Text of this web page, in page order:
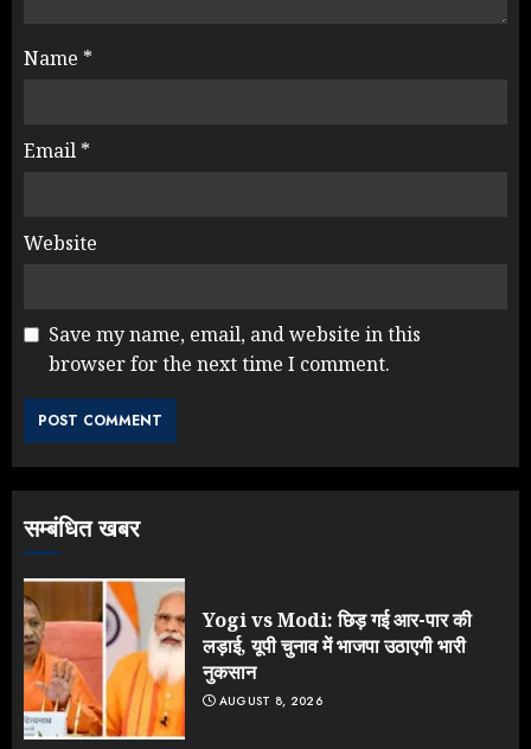
Name *
Email *
Website
Save my name, email, and website in this
browser for the next time I comment.
सम्बंधित खबर
Yogi vs Modi: छिड़ गई आर-पार की
लड़ाई, यूपी चुनाव में भाजपा उठाएगी भारी
नुकसान
AUGUST 8, 2026
Rahul Gandhi के तीखे वार से बार-बार
4